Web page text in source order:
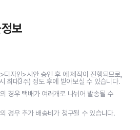
보
자인>시안 승인 후 에 제작이 진행되므로,
최대3주) 정도 후에 받아보실 수 있습니다.
경우 택배가 여러개로 나뉘어 발송될 수
경우 추가 배송비가 청구될 수 있습니다.